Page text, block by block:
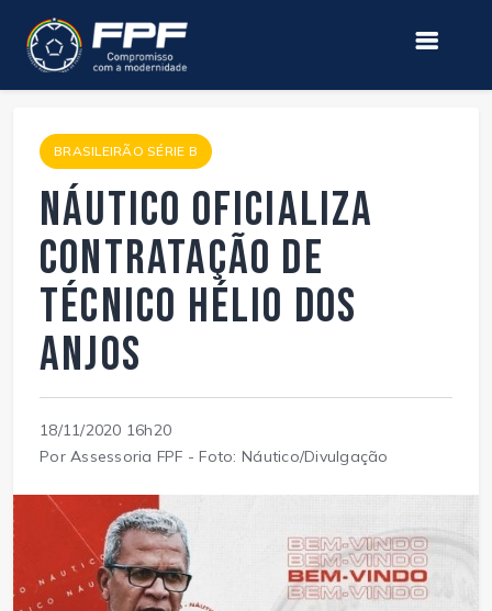
BRASILEIRÃO SÉRIE B
Náutico oficializa
contratação de
técnico Hélio dos
Anjos
18/11/2020 16h20
Por Assessoria FPF - Foto: Náutico/Divulgação